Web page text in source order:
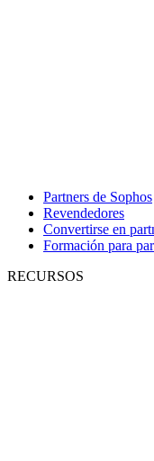
Partners de Sophos
Revendedores
Convertirse en
Formación para
RECURSOS